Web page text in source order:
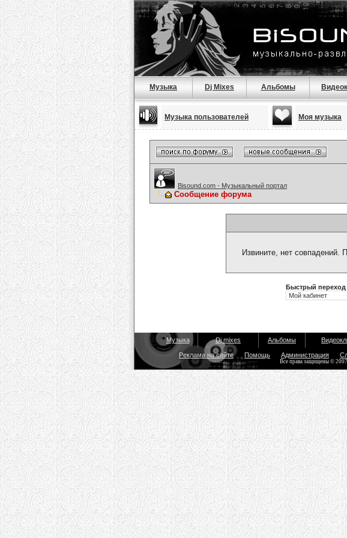
Музыка Dj Mixes Альбомы
Музыка пользователей Моя музыка
Bisound.com - Музыкальный портал
Сообщение форума
Извините, нет совпадений.
Быстрый переход
Музыка Dj mixes Альбомы
Реклама на сайте Помощь Администрация
Все права защищены ©